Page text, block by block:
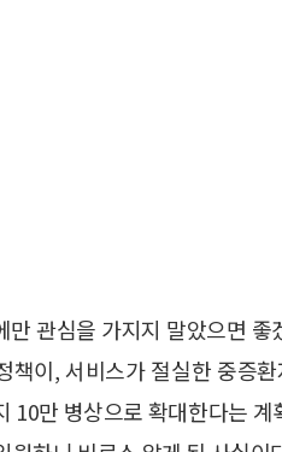
관심을 가지지 말았으면
책이, 서비스가 절실한 중증
10만 병상으로 확대한다는